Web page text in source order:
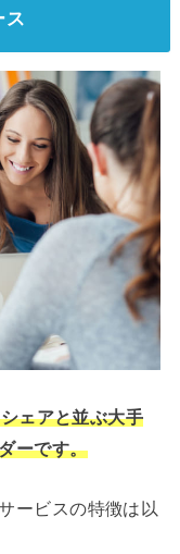
ス
ェアと並ぶ大手
ーです。
ービスの特徴は以